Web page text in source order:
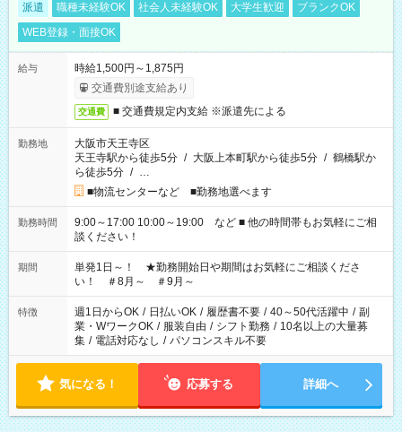
派遣 職種未経験OK 社会人未経験OK 大学生歓迎
ブランクOK
WEB登録・面接OK
給与
時給1,500円～1,875円
交通費別途支給あり
交通費 ■ 交通費規定内支給 ※派遣先による
勤務地
大阪市天王寺区
天王寺駅から徒歩5分 / 大阪上本町駅から徒歩5分 / 鶴橋駅か
ら徒歩5分 / …
■物流センターなど ■勤務地選べます
勤務時間
9:00～17:00 10:00～19:00 など ■ 他の時間帯もお気軽にご相
談ください！
期間
単発1日～！ ★勤務開始日や期間はお気軽にご相談くださ
い！ ＃8月～ ＃9月～
特徴 週1日からOK / 日払いOK / 履歴書不要 / 40～50代活躍中 / 副
業・WワークOK / 服装自由 / シフト勤務 / 10名以上の大量募
集 / 電話対応なし / パソコンスキル不要
気になる！ 応募する 詳細へ